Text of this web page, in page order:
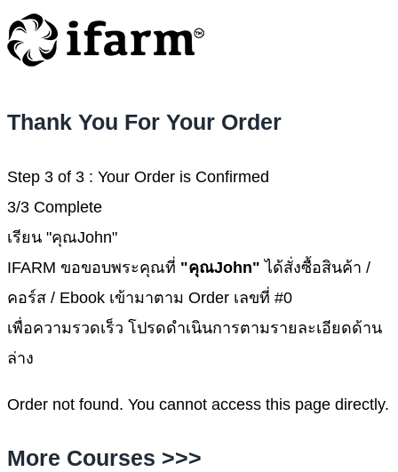
Thank You For Your Order
Step 3 of 3 : Your Order is Confirmed
3/3 Complete
เรียน "คุณJohn"
IFARM ขอขอบพระคุณที่ "คุณJohn" ได้สั่งซื้อสินค้า /
คอร์ส / Ebook เข้ามาตาม Order เลขที่ #0
เพื่อความรวดเร็ว โปรดดำเนินการตามรายละเอียดด้าน
ล่าง
Order not found. You cannot access this page directly.
More Courses >>>